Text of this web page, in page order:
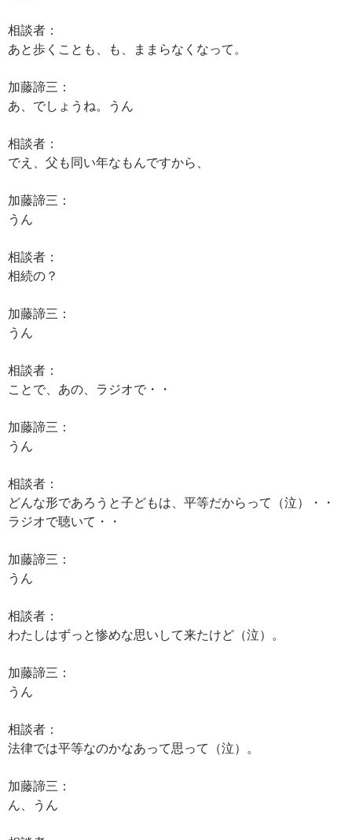
相談者：
あと歩くことも、も、ままらなくなって。
加藤諦三：
あ、でしょうね。うん
相談者：
でえ、父も同い年なもんですから、
加藤諦三：
うん
相談者：
相続の？
加藤諦三：
うん
相談者：
ことで、あの、ラジオで・・
加藤諦三：
うん
相談者：
どんな形であろうと子どもは、平等だからって（泣）・・
ラジオで聴いて・・
加藤諦三：
うん
相談者：
わたしはずっと惨めな思いして来たけど（泣）。
加藤諦三：
うん
相談者：
法律では平等なのかなあって思って（泣）。
加藤諦三：
ん、うん